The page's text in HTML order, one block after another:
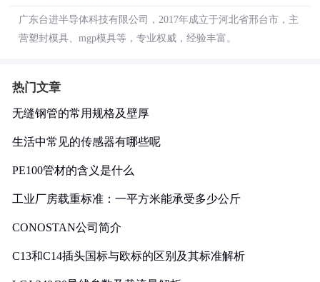
广东台进半导体科技有限公司，2017年成立于河北省邢台市，主
营塑封模具、mgp模具等，专业权威，经验丰富。
热门文章
无缝钢管的常用规格及壁厚
生活中常见的传感器有哪些呢
PE100管材的含义是什么
工业厂房载重标准：一平方米能承受多少公斤
CONOSTAN公司简介
C13和C14插头国标与欧标的区别及其标准解析